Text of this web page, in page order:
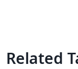
Related